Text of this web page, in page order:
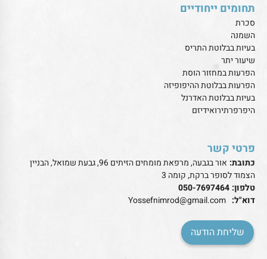
תחומים ייחודיים
סכרת
השמנה
בעיות בבלוטת התריס
שיעור יתר
הפרעות במחזור הוסת
הפרעות בבלוטת ההיפופיזה
בעיות בבלוטת האדרנל
היפרפרתירואידיזם
פרטי קשר
כתובת:
אור בגבעה, מרפאת מומחים הזיתים 96, גבעת שמואל, הבניין
הצמוד לסופר ברקת, קומה 3
טלפון: 050-7697464
דוא"ל: Yossefnimrod@gmail.com
שליחת הודעה